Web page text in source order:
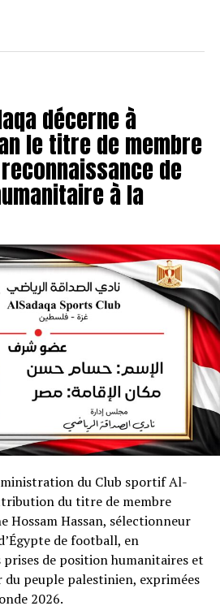
décerne à
le titre de membre
de
à la
du Club sportif Al-
du titre de membre
Hossam Hassan, sélectionneur
de football, en
prises de position humanitaires et
peuple palestinien, exprimées
2026.